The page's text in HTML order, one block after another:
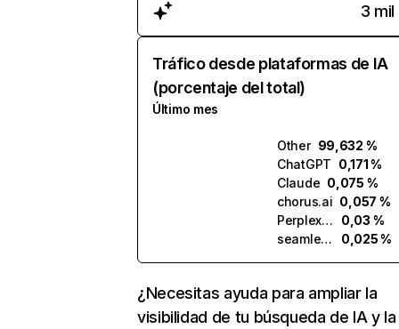
3 mil
Tráfico desde plataformas de IA
(porcentaje del total)
Último mes
Other 99,632 %
ChatGPT 0,171 %
Claude 0,075 %
chorus.ai 0,057 %
Perplexity
0,03 %
seamless.ai
0,025 %
¿Necesitas ayuda para ampliar la
visibilidad de tu búsqueda de IA y la